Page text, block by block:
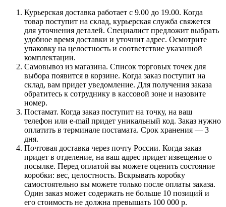
Курьерская доставка работает с 9.00 до 19.00. Когда
товар поступит на склад, курьерская служба свяжется
для уточнения деталей. Специалист предложит выбрать
удобное время доставки и уточнит адрес. Осмотрите
упаковку на целостность и соответствие указанной
комплектации.
Самовывоз из магазина. Список торговых точек для
выбора появится в корзине. Когда заказ поступит на
склад, вам придет уведомление. Для получения заказа
обратитесь к сотруднику в кассовой зоне и назовите
номер.
Постамат. Когда заказ поступит на точку, на ваш
телефон или e-mail придет уникальный код. Заказ нужно
оплатить в терминале постамата. Срок хранения — 3
дня.
Почтовая доставка через почту России. Когда заказ
придет в отделение, на ваш адрес придет извещение о
посылке. Перед оплатой вы можете оценить состояние
коробки: вес, целостность. Вскрывать коробку
самостоятельно вы можете только после оплаты заказа.
Один заказ может содержать не больше 10 позиций и
его стоимость не должна превышать 100 000 р.